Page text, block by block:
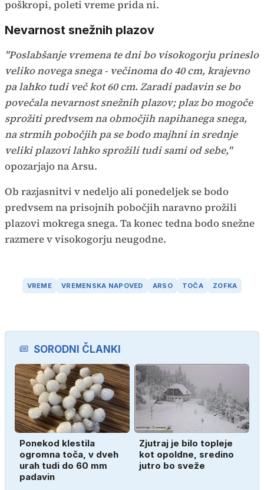
poškropi, poleti vreme prida ni.
Nevarnost snežnih plazov
"Poslabšanje vremena te dni bo visokogorju prineslo
veliko novega snega - večinoma do 40 cm, krajevno
pa lahko tudi več kot 60 cm. Zaradi padavin se bo
povečala nevarnost snežnih plazov; plaz bo mogoče
sprožiti predvsem na območjih napihanega snega,
na strmih pobočjih pa se bodo majhni in srednje
veliki plazovi lahko sprožili tudi sami od sebe,"
opozarjajo na Arsu.
Ob razjasnitvi v nedeljo ali ponedeljek se bodo
predvsem na prisojnih pobočjih naravno prožili
plazovi mokrega snega. Ta konec tedna bodo snežne
razmere v visokogorju neugodne.
VREME VREMENSKA NAPOVED ARSO TOČA ZOFKA
SORODNI ČLANKI
Ponekod klestila
ogromna toča, v dveh
urah tudi do 60 mm
padavin
Zjutraj je bilo topleje
kot opoldne, sredino
jutro bo sveže